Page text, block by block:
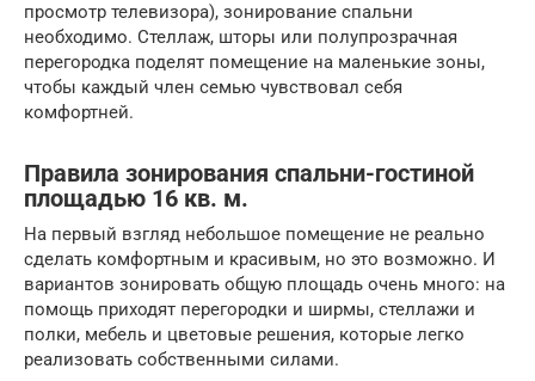
просмотр телевизора), зонирование спальни
необходимо. Стеллаж, шторы или полупрозрачная
перегородка поделят помещение на маленькие зоны,
чтобы каждый член семью чувствовал себя
комфортней.
Правила зонирования спальни-гостиной
площадью 16 кв. м.
На первый взгляд небольшое помещение не реально
сделать комфортным и красивым, но это возможно. И
вариантов зонировать общую площадь очень много: на
помощь приходят перегородки и ширмы, стеллажи и
полки, мебель и цветовые решения, которые легко
реализовать собственными силами.